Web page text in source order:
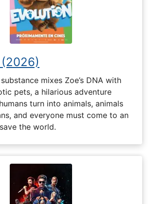
mixes Zoe’s DNA with
pets, a hilarious adventure
turn into animals, animals
and everyone must come to an
the world.